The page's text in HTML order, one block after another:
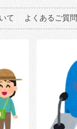
て よくあるご質問